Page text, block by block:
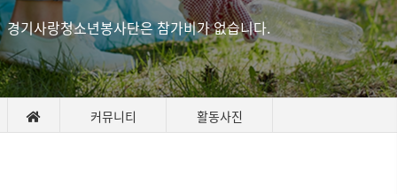
경기사랑청소년봉사단은 참가비가 없습니다.
커뮤니티 활동사진